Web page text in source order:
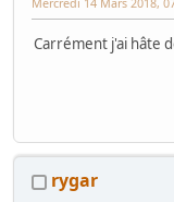
En rentrant le
Carrément j'ai hâte
rygar